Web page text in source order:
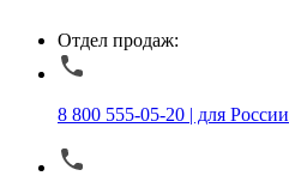
Отдел продаж:
8 800 555-05-20 | для России